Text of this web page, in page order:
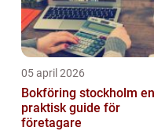
05 april 2026
Bokföring stockholm en
praktisk guide för
företagare